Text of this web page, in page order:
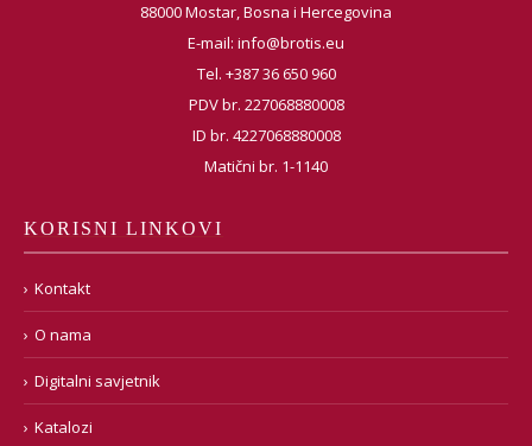
88000 Mostar, Bosna i Hercegovina
E-mail: info@brotis.eu
Tel. +387 36 650 960
PDV br. 227068880008
ID br. 4227068880008
Matični br. 1-1140
KORISNI LINKOVI
Kontakt
O nama
Digitalni savjetnik
Katalozi